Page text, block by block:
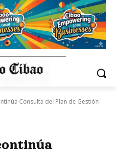
Consulta del Plan de Gestión